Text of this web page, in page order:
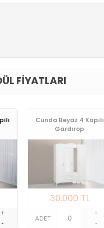
FIYATLARI
+
-
Cunda Beyaz 4 Kapılı
Gardırop
30.000 TL
ADET
+
-